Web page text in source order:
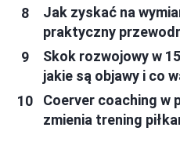
Jak zyskać na
praktyczny
Skok rozwojowy w
jakie są objawy i co
Coerver coaching w
zmienia trening